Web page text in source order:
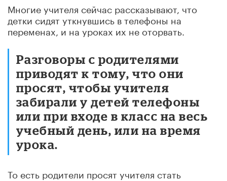
Многие учителя сейчас рассказывают, что
детки сидят уткнувшись в телефоны на
переменах, и на уроках их не оторвать.
Разговоры с родителями
приводят к тому, что они
просят, чтобы учителя
забирали у детей телефоны
или при входе в класс на весь
учебный день, или на время
урока.
То есть родители просят учителя стать